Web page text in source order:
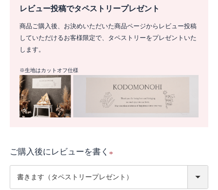
レビュー投稿でタペストリープレゼント
商品ご購入後、お決めいただいた商品ページからレビュー投稿
していただけるお客様限定で、タペストリーをプレゼントいた
します。
※生地はカットオフ仕様
ご購入後にレビューを書く